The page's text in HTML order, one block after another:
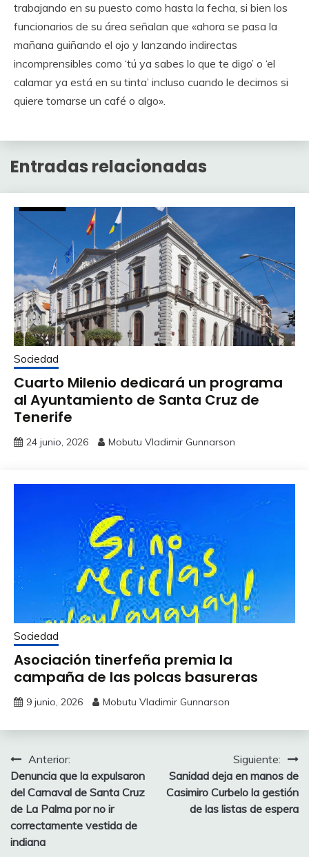
trabajando en su puesto como hasta la fecha, si bien los
funcionarios de su área señalan que «ahora se pasa la
mañana guiñando el ojo y lanzando indirectas
incomprensibles como ‘tú ya sabes lo que te digo’ o ‘el
calamar ya está en su tinta’ incluso cuando le decimos si
quiere tomarse un café o algo».
Entradas relacionadas
Sociedad
Cuarto Milenio dedicará un programa
al Ayuntamiento de Santa Cruz de
Tenerife
24 junio, 2026 Mobutu Vladimir Gunnarson
Sociedad
Asociación tinerfeña premia la
campaña de las polcas basureras
9 junio, 2026 Mobutu Vladimir Gunnarson
Navegación
de
entradas
Anterior:
Denuncia que la expulsaron
del Carnaval de Santa Cruz
de La Palma por no ir
correctamente vestida de
indiana
Siguiente:
Sanidad deja en manos de
Casimiro Curbelo la gestión
de las listas de espera